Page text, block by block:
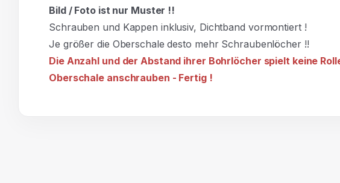
Bild / Foto ist nur Muster !!
Schrauben und Kappen inklusiv, Dichtband vormontiert !
Je größer die Oberschale desto mehr Schraubenlöcher !!
Die Anzahl und der Abstand ihrer Bohrlöcher spielt keine
Oberschale anschrauben - Fertig !